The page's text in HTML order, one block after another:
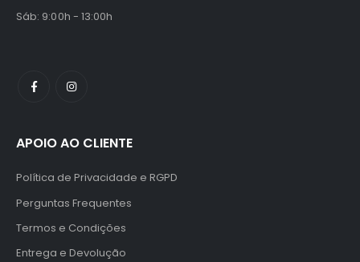
Sáb: 9:00h - 13:00h
APOIO AO CLIENTE
Política de Privacidade e RGPD
Perguntas Frequentes
Termos e Condições
Entrega e Devolução